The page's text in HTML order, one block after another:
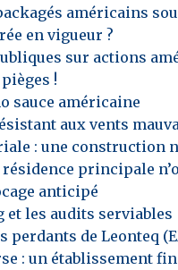
américains
en vigueur ?
sur actions
!
sauce américaine
aux vents
: une construction
principale
anticipé
et les audits serviables
perdants de Leonteq
: un établissement